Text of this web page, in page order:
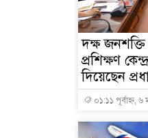
দক্ষ
প্রশিক্ষণ
দিয়েছেন
০১:১১ পূর্বাহ্ন, ৬